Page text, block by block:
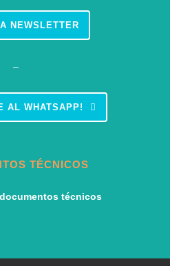
NEWSLETTER
–
AL WHATSAPP!
TÉCNICOS
técnicos